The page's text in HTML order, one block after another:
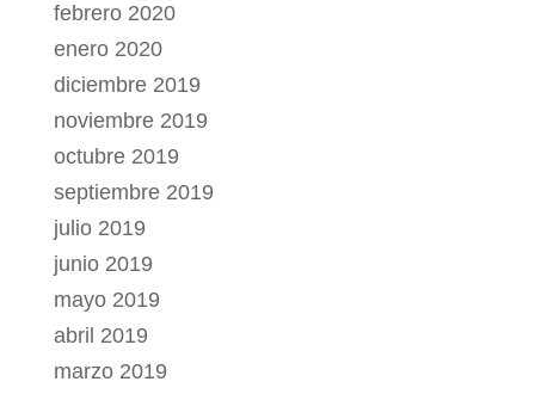
febrero 2020
enero 2020
diciembre 2019
noviembre 2019
octubre 2019
septiembre 2019
julio 2019
junio 2019
mayo 2019
abril 2019
marzo 2019